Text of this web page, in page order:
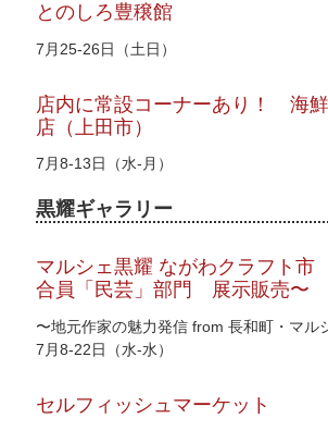
とのしろ豊穣館
7月25-26日（土日）
店内に常設コーナーあり！ 海
店（上田市）
7月8-13日（水-月）
黒耀ギャラリー
マルシェ黒耀 ながわクラフト
合員「民芸」部門 展示販売〜
〜地元作家の魅力発信 from 長和町・マル
7月8-22日（水-水）
セルフィッシュマーケット